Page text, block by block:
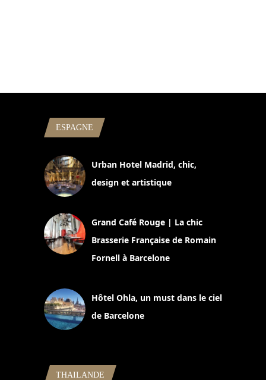
ESPAGNE
Urban Hotel Madrid, chic,
design et artistique
Grand Café Rouge | La chic
Brasserie Française de Romain
Fornell à Barcelone
Hôtel Ohla, un must dans le ciel
de Barcelone
THAILANDE